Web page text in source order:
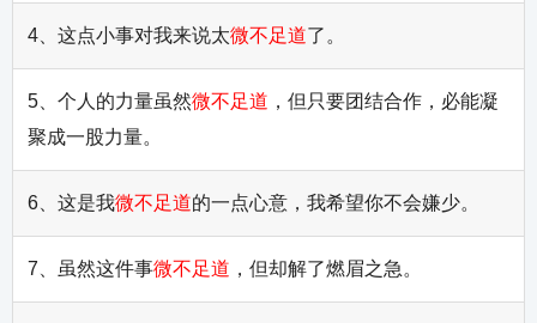
4、这点小事对我来说太微不足道了。
5、个人的力量虽然微不足道 ，但只要团结合作，必能凝
聚成一股力量。
6、这是我微不足道的一点心意，我希望你不会嫌少。
7、虽然这件事微不足道 ，但却解了燃眉之急。